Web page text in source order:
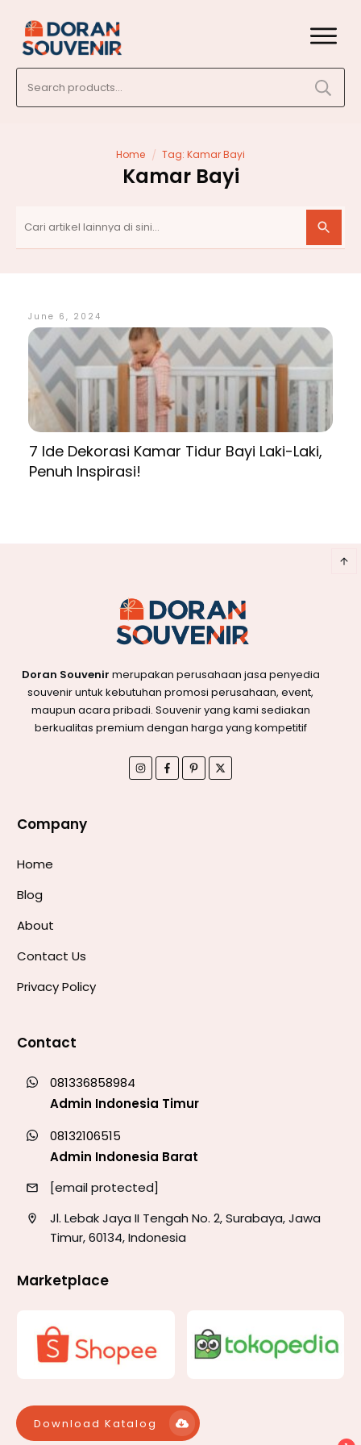
for:
Home / Tag: Kamar Bayi
Kamar Bayi
June 6, 2024
7 Ide Dekorasi Kamar Tidur Bayi Laki-Laki,
Penuh Inspirasi!
Doran Souvenir merupakan perusahaan jasa penyedia
souvenir untuk kebutuhan promosi perusahaan, event,
maupun acara pribadi. Souvenir yang kami sediakan
berkualitas premium dengan harga yang kompetitif
Company
Home
Blog
About
Contact Us
Privacy Policy
Contact
081336858984
Admin Indonesia Timur
08132106515
Admin Indonesia Barat
[email protected]
Jl. Lebak Jaya II Tengah No. 2, Surabaya, Jawa
Timur, 60134, Indonesia
Marketplace
Download Katalog